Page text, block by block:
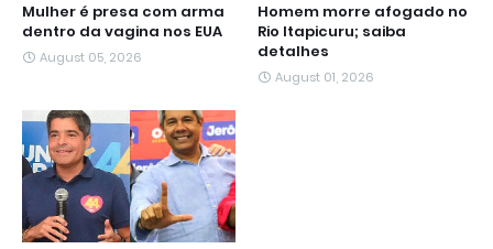
Mulher é presa com arma
dentro da vagina nos EUA
August 05, 2026
Homem morre afogado no
Rio Itapicuru; saiba
detalhes
August 01, 2026